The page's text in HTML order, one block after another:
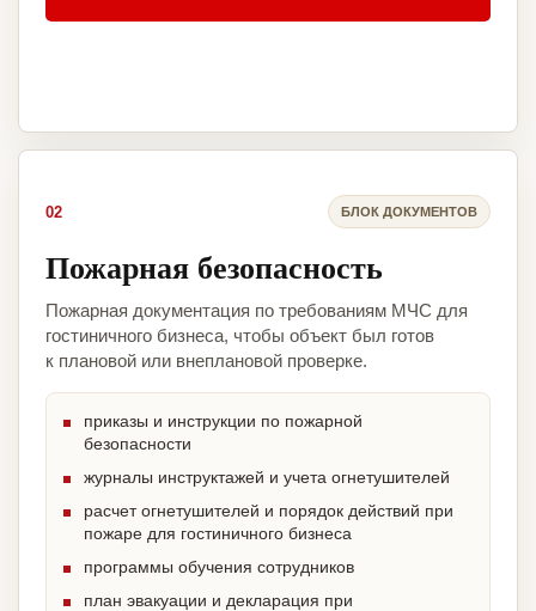
02 БЛОК ДОКУМЕНТОВ
Пожарная безопасность
Пожарная документация по требованиям МЧС для
гостиничного бизнеса, чтобы объект был готов
к плановой или внеплановой проверке.
приказы и инструкции по пожарной
безопасности
журналы инструктажей и учета огнетушителей
расчет огнетушителей и порядок действий при
пожаре для гостиничного бизнеса
программы обучения сотрудников
план эвакуации и декларация при